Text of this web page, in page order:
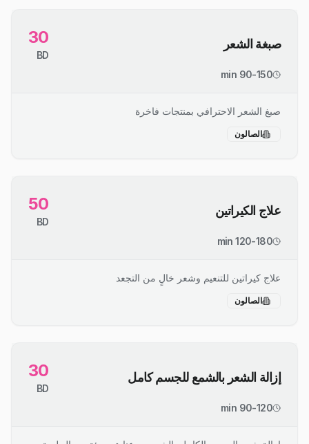
صبغة الشعر 30
BD
90-150 min
صبغ الشعر الاحترافي بمنتجات فاخرة
الصالون
علاج الكيراتين 50
BD
120-180 min
علاج كيراتين للتنعيم وشعر خالٍ من التجعد
الصالون
إزالة الشعر بالشمع للجسم كامل 30
BD
90-120 min